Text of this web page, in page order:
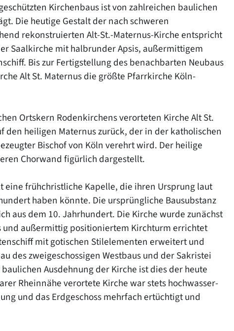
Kirchenbaus ist von zahlreichen baulichen
Die heutige Gestalt der nach schweren
rekonstruierten Alt-St.-Maternus-Kirche entspricht
Saalkirche mit halbrunder Apsis, außermittigem
Bis zur Fertigstellung des benachbarten Neubaus
Alt St. Maternus die größte Pfarrkirche Köln-
Ortskern Rodenkirchens verorteten Kirche Alt St.
den heiligen Maternus zurück, der in der katholischen
Bischof von Köln verehrt wird. Der heilige
Chorwand figürlich dargestellt.
eine frühchristliche Kapelle, die ihren Ursprung laut
haben könnte. Die ursprüngliche Bausubstanz
aus dem 10. Jahrhundert. Die Kirche wurde zunächst
außermittig positioniertem Kirchturm errichtet
mit gotischen Stilelementen erweitert und
des zweigeschossigen Westbaus und der Sakristei
Ausdehnung der Kirche ist dies der heute
Rheinnähe verortete Kirche war stets hochwasser-
und das Erdgeschoss mehrfach ertüchtigt und